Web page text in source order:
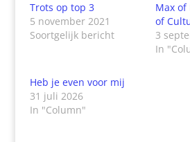
Trots op top 3
5 november 2021
Soortgelijk bericht
Max of
of
3
In
Heb je even voor mij
31 juli 2026
In "Column"